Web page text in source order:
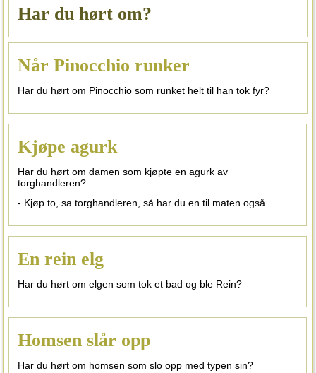
Har du hørt om?
Når Pinocchio runker
Har du hørt om Pinocchio som runket helt til han tok fyr?
Kjøpe agurk
Har du hørt om damen som kjøpte en agurk av
torghandleren?
- Kjøp to, sa torghandleren, så har du en til maten også....
En rein elg
Har du hørt om elgen som tok et bad og ble Rein?
Homsen slår opp
Har du hørt om homsen som slo opp med typen sin?